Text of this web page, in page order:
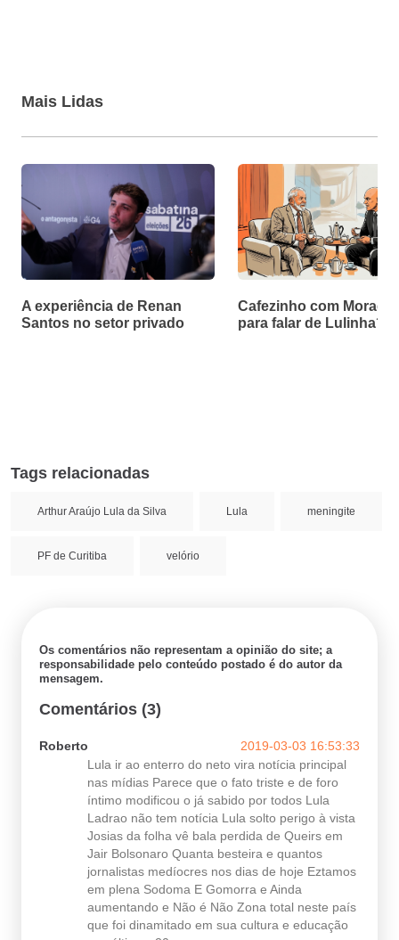
Mais Lidas
A experiência de Renan
Santos no setor privado
Cafezinho com Moraes
para falar de Lulinha?
Tags relacionadas
Arthur Araújo Lula da Silva Lula meningite
PF de Curitiba velório
Os comentários não representam a opinião do site; a
responsabilidade pelo conteúdo postado é do autor da
mensagem.
Comentários (3)
Roberto
2019-03-03 16:53:33
Lula ir ao enterro do neto vira notícia principal
nas mídias Parece que o fato triste e de foro
íntimo modificou o já sabido por todos Lula
Ladrao não tem notícia Lula solto perigo à vista
Josias da folha vê bala perdida de Queirs em
Jair Bolsonaro Quanta besteira e quantos
jornalistas medíocres nos dias de hoje Eztamos
em plena Sodoma E Gomorra e Ainda
aumentando e Não é Não Zona total neste país
que foi dinamitado em sua cultura e educação